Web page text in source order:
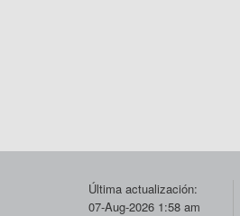
Última actualización:
07-Aug-2026 1:58 am